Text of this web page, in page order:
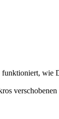
funktioniert,